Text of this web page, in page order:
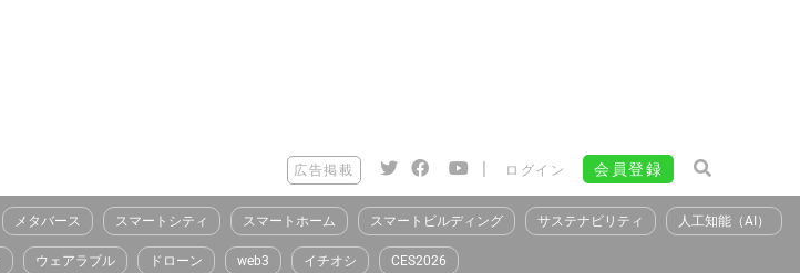
広告掲載 | ログイン 会員登録
メタバース スマートシティ スマートホーム スマートビルディング サステナビリティ 人工知能（AI）
ウェアラブル ドローン web3 イチオシ CES2026